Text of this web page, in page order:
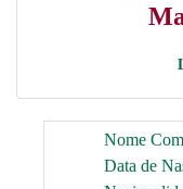
Nome
Data de